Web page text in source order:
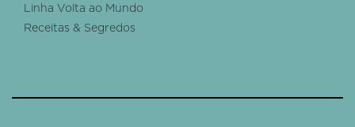
Linha Volta ao Mundo
Receitas & Segredos